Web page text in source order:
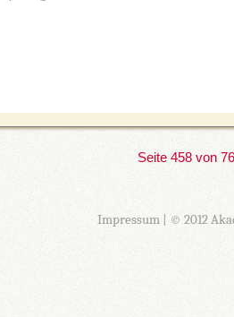
Seite 458 von
Impressum| © 2012